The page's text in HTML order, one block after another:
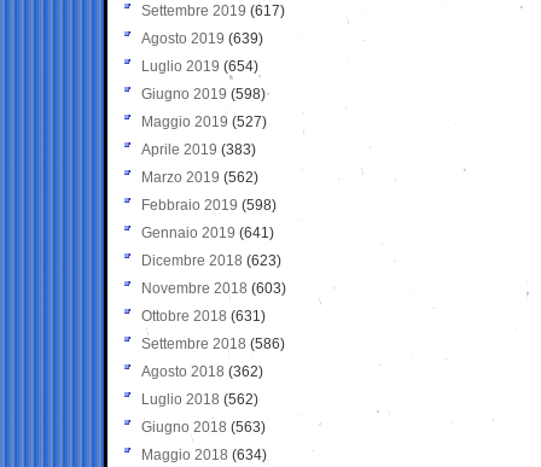
Settembre 2019 (617)
Agosto 2019 (639)
Luglio 2019 (654)
Giugno 2019 (598)
Maggio 2019 (527)
Aprile 2019 (383)
Marzo 2019 (562)
Febbraio 2019 (598)
Gennaio 2019 (641)
Dicembre 2018 (623)
Novembre 2018 (603)
Ottobre 2018 (631)
Settembre 2018 (586)
Agosto 2018 (362)
Luglio 2018 (562)
Giugno 2018 (563)
Maggio 2018 (634)